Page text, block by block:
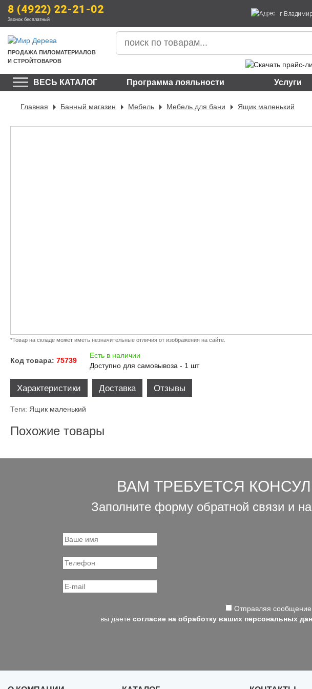
8 (4922) 22-21-02
Звонок бесплатный
ПРОДАЖА ПИЛОМАТЕРИАЛОВ
И СТРОЙТОВАРОВ
ВЕСЬ КАТАЛОГ Программа лояльности Услуги
Главная Банный магазин Мебель Мебель для бани Ящик маленький
*Товар на складе может иметь незначительные отличия от изображения на сайте.
Код товара: 75739
Есть в наличии
Доступно для самовывоза - 1 шт
Характеристики Доставка Отзывы
Теги: Ящик маленький
Похожие товары
ВАМ ТРЕБУЕТСЯ
Заполните форму обратной связи и
Отправляя сообщение
вы даете согласие на обработку ваших персональных